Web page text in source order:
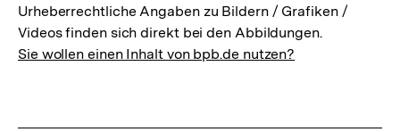
Urheberrechtliche Angaben zu Bildern / Grafiken /
Videos finden sich direkt bei den Abbildungen.
Sie wollen einen Inhalt von bpb.de nutzen?